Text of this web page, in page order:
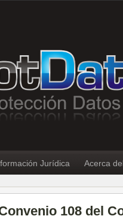
Jurídica Acerca
108 del